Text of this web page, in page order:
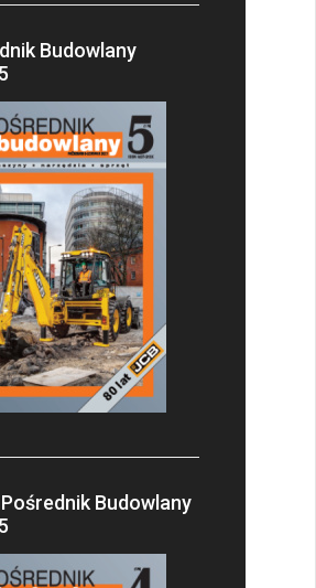
Budowlany
Budowlany